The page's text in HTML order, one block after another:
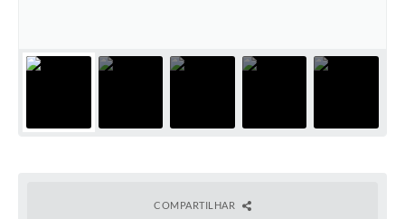
Distritos
Gasoduto (Gás Natural)
COMPARTILHAR